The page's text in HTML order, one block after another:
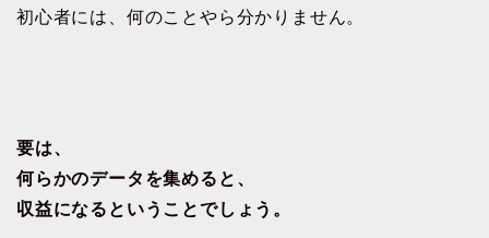
初心者には、何のことやら分かりません。
要は、
何らかのデータを集めると、
収益になるということでしょう。